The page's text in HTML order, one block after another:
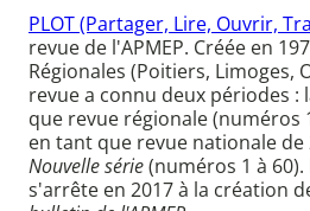
PLOT (Partager, Lire, Ouvrir,
revue de l'APMEP. Créée en
Régionales (Poitiers, Limoges,
revue a connu deux périodes
que revue régionale (numéros
en tant que revue nationale de
Nouvelle série(numéros 1 à
s'arrête en 2017 à la création